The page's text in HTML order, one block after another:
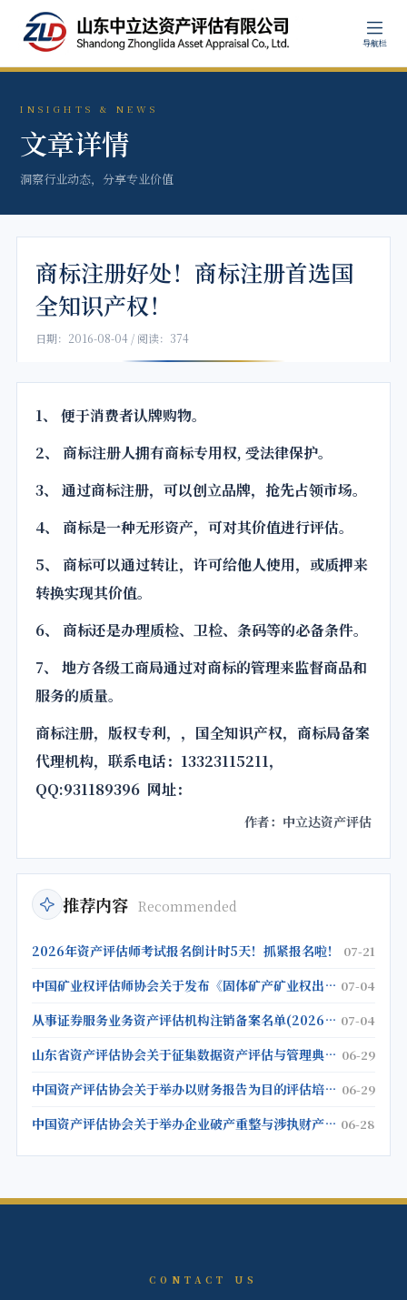
导航栏
INSIGHTS & NEWS
文章详情
洞察行业动态，分享专业价值
商标注册好处！商标注册首选国
全知识产权！
日期：2016-08-04 / 阅读：374
1、 便于消费者认牌购物。
2、 商标注册人拥有商标专用权, 受法律保护。
3、 通过商标注册，可以创立品牌，抢先占领市场。
4、 商标是一种无形资产，可对其价值进行评估。
5、 商标可以通过转让，许可给他人使用，或质押来
转换实现其价值。
6、 商标还是办理质检、卫检、条码等的必备条件。
7、 地方各级工商局通过对商标的管理来监督商品和
服务的质量。
商标注册，版权专利，，国全知识产权，商标局备案
代理机构，联系电话：13323115211，
QQ:931189396 网址：
作者：中立达资产评估
推荐内容 Recommended
2026年资产评估师考试报名倒计时5天！抓紧报名啦！ 07-21
中国矿业权评估师协会关于发布《固体矿产矿业权出让底价评估应用指南》的公告 07-04
从事证券服务业务资产评估机构注销备案名单(2026年5月25日) 07-04
山东省资产评估协会关于征集数据资产评估与管理典型案例的通知 06-29
中国资产评估协会关于举办以财务报告为目的评估培训班的通知 06-29
中国资产评估协会关于举办企业破产重整与涉执财产评估培训班的通知 06-28
CONTACT US